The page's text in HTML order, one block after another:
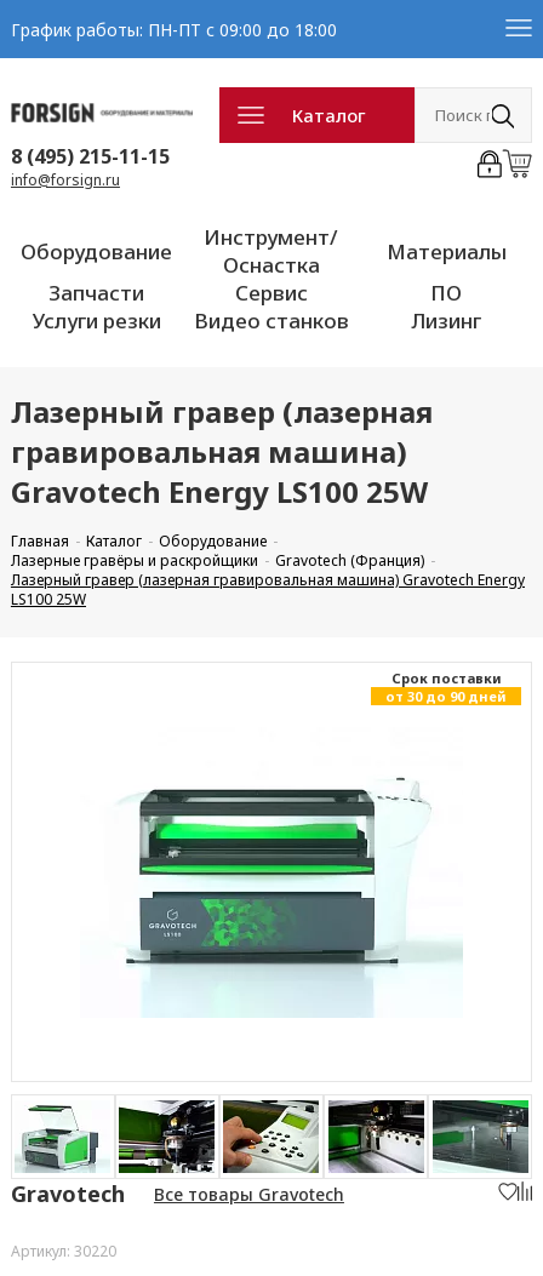
График работы: ПН-ПТ с 09:00 до 18:00
Каталог
8 (495) 215-11-15
info@forsign.ru
Оборудование
Инструмент/
Оснастка
Материалы
Запчасти
Сервис
ПО
Услуги резки
Видео станков Лизинг
Лазерный гравер (лазерная
гравировальная машина)
Gravotech Energy LS100 25W
Главная Каталог
Оборудование
Лазерные гравёры и раскройщики
Gravotech (Франция)
Лазерный гравер (лазерная гравировальная машина) Gravotech Energy
LS100 25W
Cрок поставки
от 30 до 90 дней
Gravotech Все товары Gravotech
Артикул: 30220